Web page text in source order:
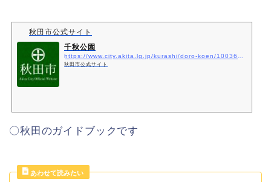
秋田市公式サイト
千秋公園
秋田市公式サイト
〇秋田のガイドブックです